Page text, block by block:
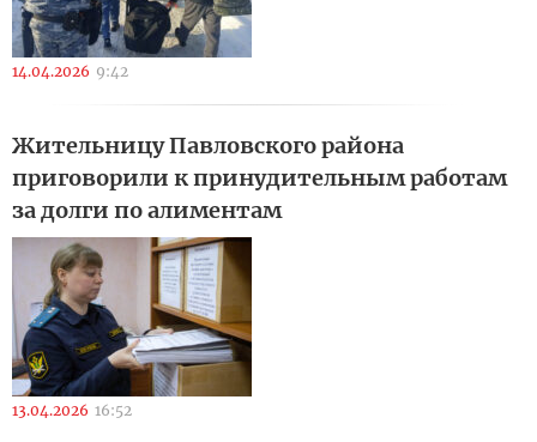
14.04.2026 9:42
Жительницу Павловского района
приговорили к принудительным работам
за долги по алиментам
13.04.2026 16:52